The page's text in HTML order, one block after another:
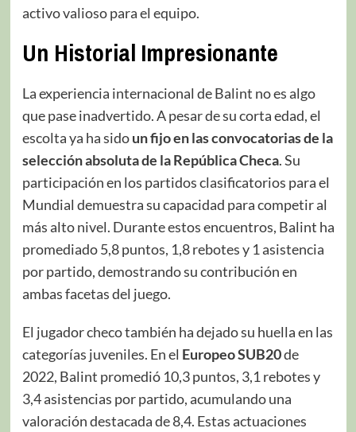
activo valioso para el equipo.
Un Historial Impresionante
La experiencia internacional de Balint no es algo
que pase inadvertido. A pesar de su corta edad, el
escolta ya ha sidoun fijo en las convocatorias de la
selección absoluta de la República Checa. Su
participación en los partidos clasificatorios para el
Mundial demuestra su capacidad para competir al
más alto nivel. Durante estos encuentros, Balint ha
promediado 5,8 puntos, 1,8 rebotes y 1 asistencia
por partido, demostrando su contribución en
ambas facetas del juego.
El jugador checo también ha dejado su huella en las
categorías juveniles. En el Europeo SUB20de
2022, Balint promedió 10,3 puntos, 3,1 rebotes y
3,4 asistencias por partido, acumulando una
valoración destacada de 8,4. Estas actuaciones